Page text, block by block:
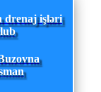
drenaj işləri